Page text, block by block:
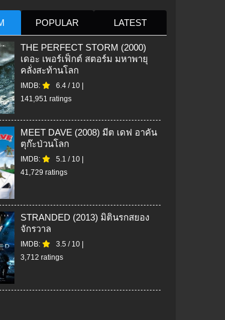
POPULAR LATEST
THE PERFECT STORM (2000)
เดอะ เพอร์เฟ็กต์ สตอร์ม มหาพายุ
คลั่งสะท้านโลก
IMDB: 6.4 / 10
141,951 ratings
MEET DAVE (2008) มีต เดฟ อาคัน
ตุก๊ะป่วนโลก
IMDB: 5.1 / 10
41,729 ratings
STRANDED (2013) มิตินรกสยอง
จักรวาล
IMDB: 3.5 / 10
3,712 ratings